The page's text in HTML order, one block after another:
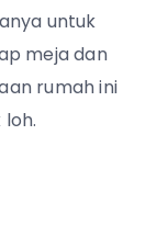
untuk
meja dan
rumah ini